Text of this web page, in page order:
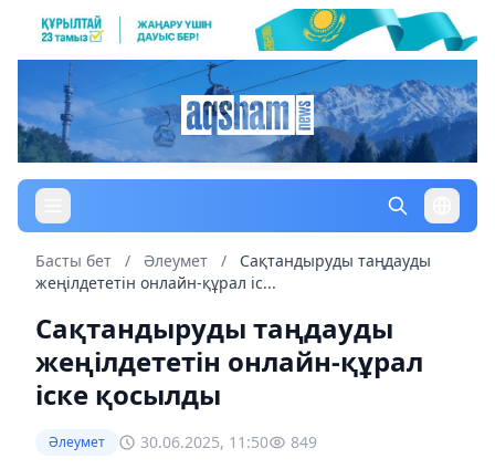
Басты бет / Әлеумет /
Сақтандыруды таңдауды
жеңілдететін онлайн-құрал іс...
Сақтандыруды таңдауды
жеңілдететін онлайн-құрал
іске қосылды
Әлеумет 30.06.2025, 11:50 849